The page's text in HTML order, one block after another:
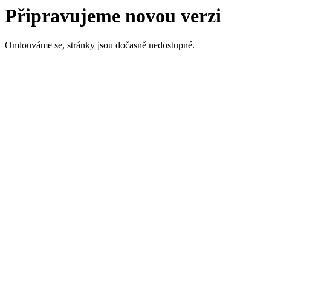
Připravujeme novou verzi
Omlouváme se, stránky jsou dočasně nedostupné.